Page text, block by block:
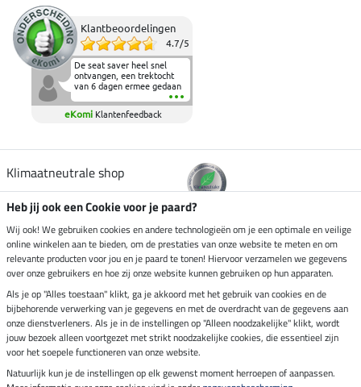
Klantbeoordelingen
4.7/5
De seat saver heel snel
ontvangen, een trektocht
van 6 dagen ermee gedaan
en deze heeft de beproeving
fantastisch doorstaan.
Heerlijk zacht om op te
elkaar in het zadel.
eKomi Klantenfeedback
Klimaatneutrale shop
Verzending per
Veilig betalen met
Impressum
Heb jij ook een Cookie voor je paard?
Wij ook! We gebruiken cookies en andere technologieën om je een optimale en veilige
online winkelen aan te bieden, om de prestaties van onze website te meten en om
relevante producten voor jou en je paard te tonen! Hiervoor verzamelen we gegevens
over onze gebruikers en hoe zij onze website kunnen gebruiken op hun apparaten.
Als je op "Alles toestaan" klikt, ga je akkoord met het gebruik van cookies en de
bijbehorende verwerking van je gegevens en met de overdracht van de gegevens aan
onze dienstverleners. Als je in de instellingen op "Alleen noodzakelijke" klikt, wordt
jouw bezoek alleen voortgezet met strikt noodzakelijke cookies, die essentieel zijn
voor het soepele functioneren van onze website.
Natuurlijk kun je de instellingen op elk gewenst moment herroepen of aanpassen.